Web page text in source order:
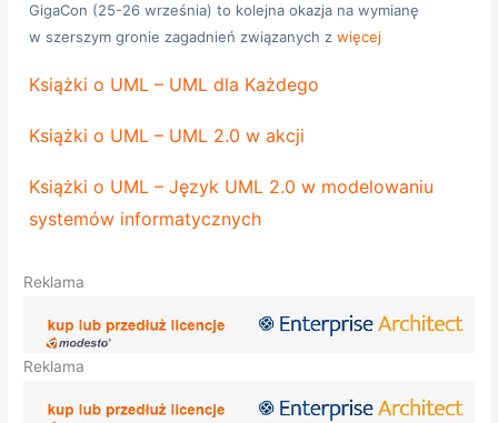
GigaCon (25-26 września) to kolejna okazja na wymianę
w szerszym gronie zagadnień związanych zwięcej
Książki o UML – UML dla Każdego
Książki o UML – UML 2.0 w akcji
Książki o UML – Język UML 2.0 w modelowaniu
systemów informatycznych
Reklama
Reklama